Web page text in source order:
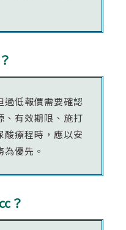
過低報價需要確認
、有效期限、施打
酸療程時，應以安
優先。
？